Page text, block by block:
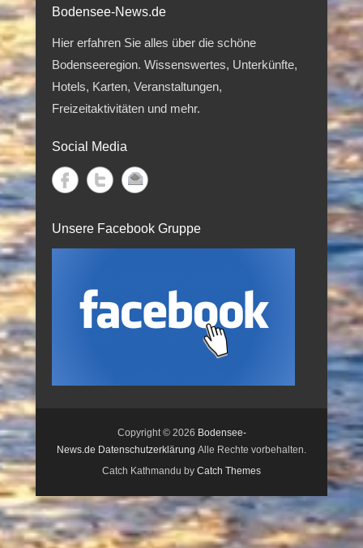
Bodensee-News.de
Hier erfahren Sie alles über die schöne
Bodenseeregion. Wissenswertes, Unterkünfte,
Hotels, Karten, Veranstaltungen,
Freizeitaktivitäten und mehr.
Social Media
Unsere Facebook Gruppe
Copyright © 2026 Bodensee-
News.de Datenschutzerklärung Alle Rechte vorbehalten.
Catch Kathmandu by Catch Themes